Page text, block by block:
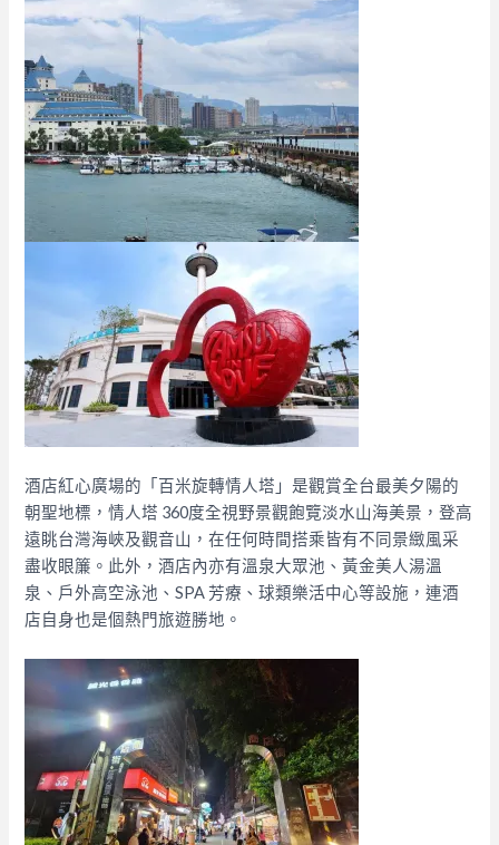
酒店紅心廣場的「百米旋轉情人塔」是觀賞全台最美夕陽的
朝聖地標，情人塔 360度全視野景觀飽覽淡水山海美景，登高
遠眺台灣海峽及觀音山，在任何時間搭乘皆有不同景緻風采
盡收眼簾。此外，酒店內亦有溫泉大眾池、黃金美人湯溫
泉、戶外高空泳池、SPA 芳療、球類樂活中心等設施，連酒
店自身也是個熱門旅遊勝地。